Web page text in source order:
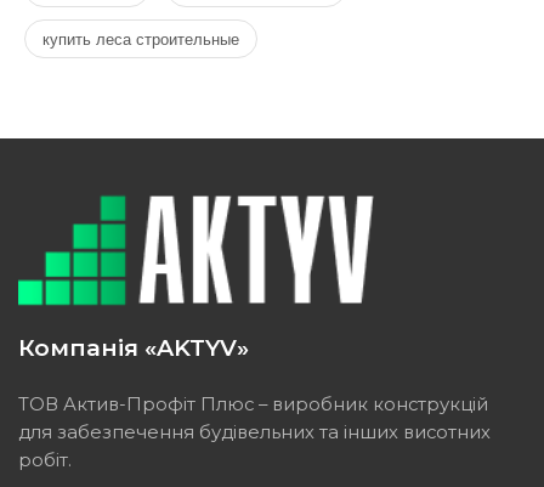
купить леса строительные
Компанія «AKTYV»
ТОВ Актив-Профіт Плюс – виробник конструкцій
для забезпечення будівельних та інших висотних
робіт.